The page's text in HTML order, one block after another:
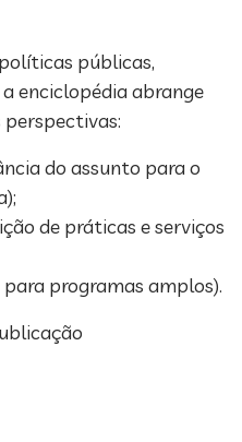
públicas,
enciclopédia abrange
do assunto para o
de práticas e serviços
programas amplos).